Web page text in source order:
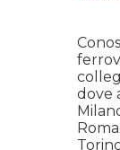
dove